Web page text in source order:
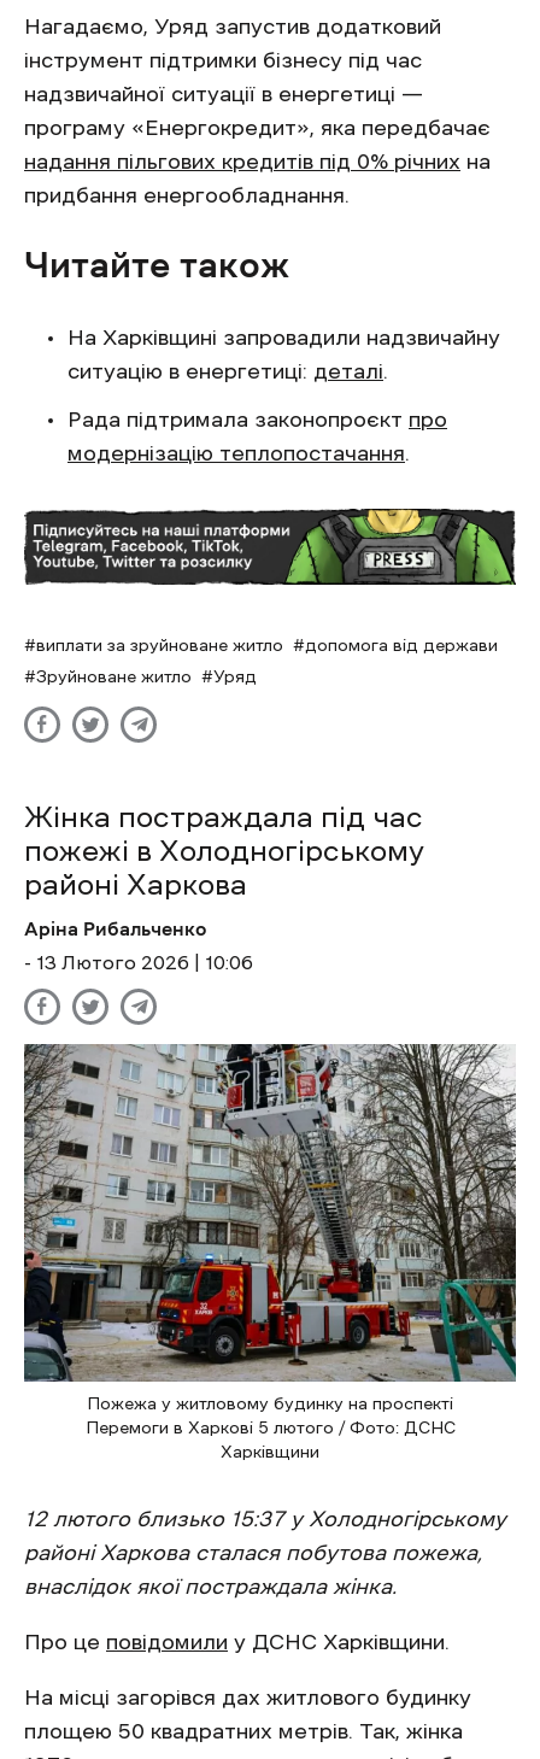
Нагадаємо, Уряд запустив додатковий
інструмент підтримки бізнесу під час
надзвичайної ситуації в енергетиці —
програму «Енергокредит», яка передбачає
надання пільгових кредитів під 0% річних на
придбання енергообладнання.
Читайте також
На Харківщині запровадили надзвичайну
ситуацію в енергетиці: деталі.
Рада підтримала законопроєкт про
модернізацію теплопостачання.
виплати за зруйноване житло
допомога від держави
Зруйноване житло
Уряд
Жінка постраждала під час
пожежі в Холодногірському
районі Харкова
Аріна Рибальченко
- 13 Лютого 2026 | 10:06
Пожежа у житловому будинку на проспекті
Перемоги в Харкові 5 лютого / Фото: ДСНС
Харківщини
12 лютого близько 15:37 у Холодногірському
районі Харкова сталася побутова пожежа,
внаслідок якої постраждала жінка.
Про це повідомили у ДСНС Харківщини.
На місці загорівся дах житлового будинку
площею 50 квадратних метрів. Так, жінка